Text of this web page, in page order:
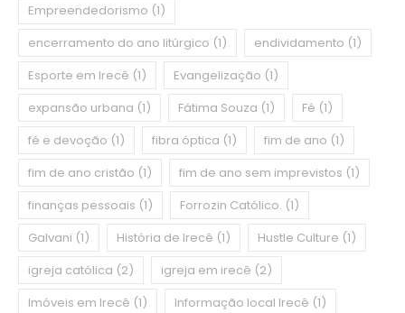
Empreendedorismo (1)
encerramento do ano litúrgico (1) endividamento (1)
Esporte em Irecê (1) Evangelização (1)
expansão urbana (1) Fátima Souza (1) Fé (1)
fé e devoção (1) fibra óptica (1) fim de ano (1)
fim de ano cristão (1) fim de ano sem imprevistos (1)
finanças pessoais (1) Forrozin Católico. (1)
Galvani (1) História de Irecê (1) Hustle Culture (1)
igreja católica (2) igreja em irecê (2)
Imóveis em Irecê (1) Informação local Irecê (1)